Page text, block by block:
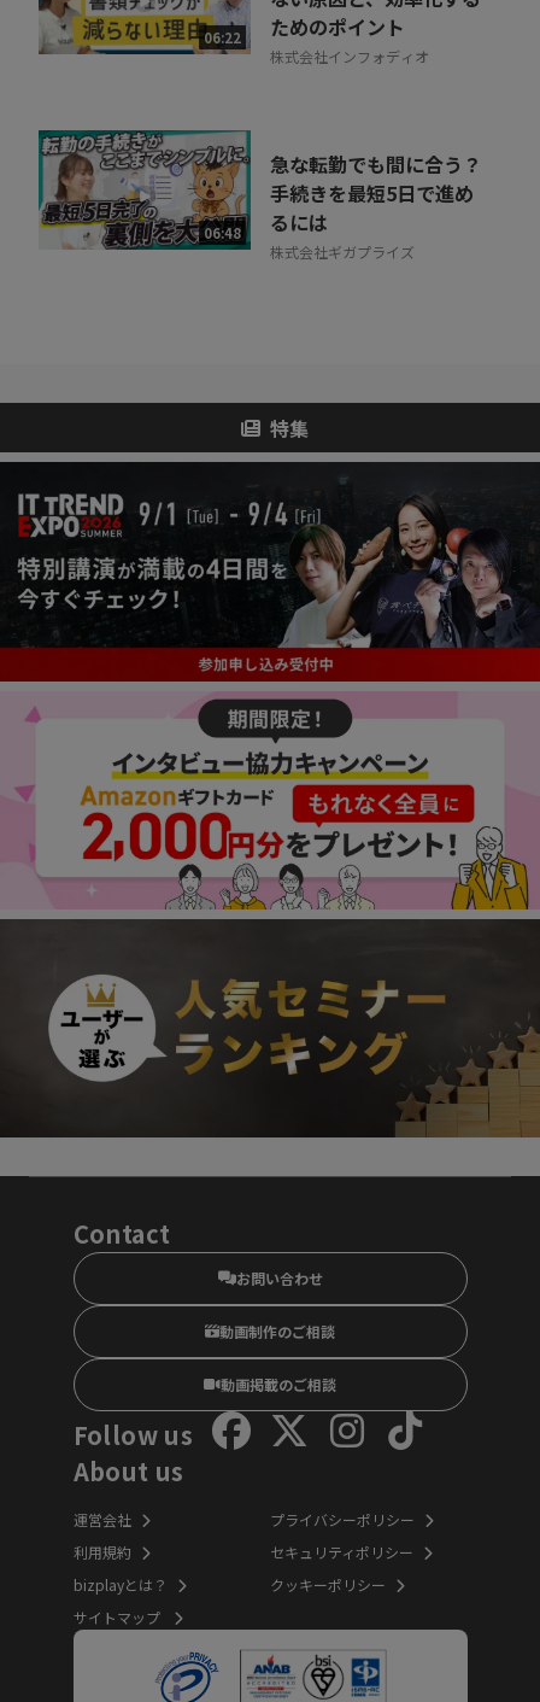
06:22
ためのポイント
株式会社インフォディオ
06:48
急な転勤でも間に合う？
手続きを最短5日で進め
るには
株式会社ギガプライズ
特集
Contact
お問い合わせ
動画制作のご相談
動画掲載のご相談
Follow us
About us
運営会社
利用規約
bizplayとは？
サイトマップ
プライバシーポリシー
セキュリティポリシー
クッキーポリシー